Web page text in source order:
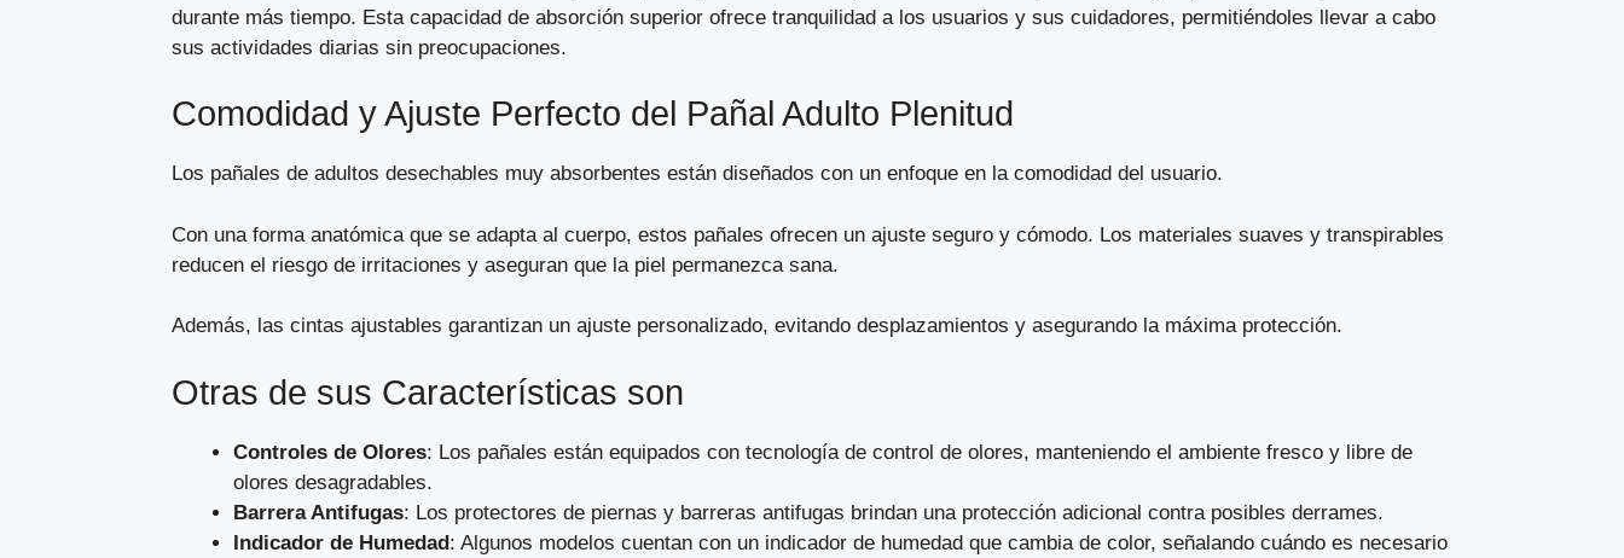
durante más tiempo. Esta capacidad de absorción superior ofrece tranquilidad a los usuarios y sus cuidadores, permitiéndoles llevar a cabo
sus actividades diarias sin preocupaciones.
Comodidad y Ajuste Perfecto del Pañal Adulto Plenitud
Los pañales de adultos desechables muy absorbentes están diseñados con un enfoque en la comodidad del usuario.
Con una forma anatómica que se adapta al cuerpo, estos pañales ofrecen un ajuste seguro y cómodo. Los materiales suaves y transpirables
reducen el riesgo de irritaciones y aseguran que la piel permanezca sana.
Además, las cintas ajustables garantizan un ajuste personalizado, evitando desplazamientos y asegurando la máxima protección.
Otras de sus Características son
Controles de Olores: Los pañales están equipados con tecnología de control de olores, manteniendo el ambiente fresco y libre de
olores desagradables.
Barrera Antifugas: Los protectores de piernas y barreras antifugas brindan una protección adicional contra posibles derrames.
Indicador de Humedad: Algunos modelos cuentan con un indicador de humedad que cambia de color, señalando cuándo es necesario